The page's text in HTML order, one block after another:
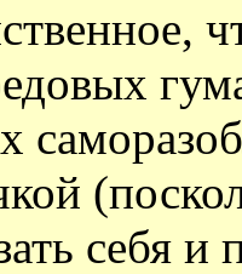
себя и